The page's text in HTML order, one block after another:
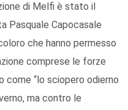
di Melfi è stato il
Pasquale Capocasale
che hanno permesso
comprese le forze
come “lo sciopero odierno
ma contro le